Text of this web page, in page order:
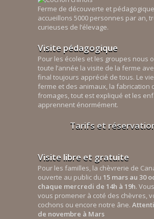
Ferme de découverte et
accueillons 5000 personnes par an,
curieuses de l’élevage.
Visite pédagogique
Pour les écoles et les groupes nous
toute l’année la visite de la ferme
final toujours apprécié de tous. Le
ferme et des animaux, la fabrication
fromages, tout est expliqué et les
apprennent énormément.
Tarifs et
Visite libre et gratuite
Pour les familles, la chèvrerie de
ouverte au public du 15 mars au 30
chaque mercredi de 14h à 19h.
vous promener à coté des chèvres,
cochons ou encore notre âne.
de novembre à Mars